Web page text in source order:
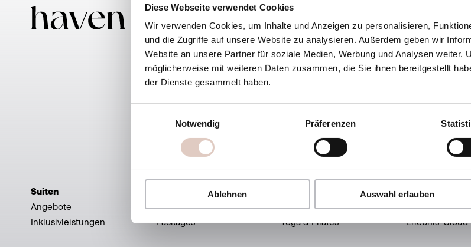
Diese Webseite verwendet Cookies
Wir verwenden Cookies, um Inhalte und Anzeigen zu personalisieren,
und die Zugriffe auf unsere Website zu analysieren. Außerdem geben wir
Website an unsere Partner für soziale Medien, Werbung und Analysen weiter.
möglicherweise mit weiteren Daten zusammen, die Sie ihnen bereitgestellt
der Dienste gesammelt haben.
Notwendig
Präferenzen
Ablehnen Auswahl erlauben
Alpendorf 10
5600 St. Johann im Pongau
Suiten
Angebote
Inklusivleistungen
Restaurant
Packages
Treatments
Yoga & Pilates
Aktiv & Erleben
Sôha Summer
Erlebnis-Cloud